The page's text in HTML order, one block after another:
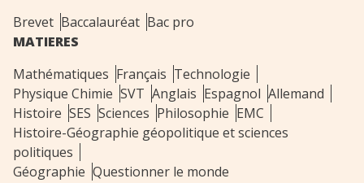
Brevet Baccalauréat Bac pro
MATIERES
Mathématiques Français Technologie
Physique Chimie SVT Anglais Espagnol Allemand
Histoire SES Sciences Philosophie EMC
Histoire-Géographie géopolitique et sciences
politiques
Géographie Questionner le monde